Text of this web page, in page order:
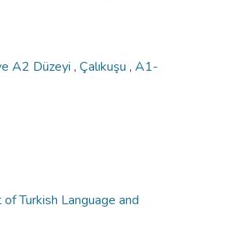
A2 Düzeyi , Çalıkuşu , A1-
Turkish Language and